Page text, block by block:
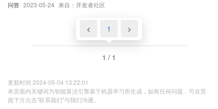
问答 2023-05-24 来自：开发者社区
< 1 >
1 / 1
更新时间 2024-05-04 13:22:01
本页面内关键词为智能算法引擎基于机器学习所生成，如有任何问题，可在页
面下方点击"联系我们"与我们沟通。